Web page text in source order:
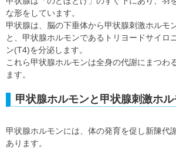
な形をしています。
甲状腺は、脳の下垂体から甲状腺刺激ホルモ
と、甲状腺ホルモンであるトリヨードサイロ
ン(T4)を分泌します。
これら甲状腺ホルモンは全身の代謝にまつわ
ます。
甲状腺ホルモンと甲状腺刺激ホ
甲状腺ホルモンには、体の発育を促し新陳代
あります。